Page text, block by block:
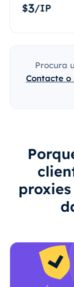
$3/IP
Procura
Contacte